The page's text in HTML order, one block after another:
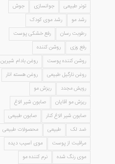
تونر طبیعی
جوانسازی
جوش
رشد مو
رشد موی کودک
رطوبت رسان
رفع خشکی پوست
رفع وزی
روشن کننده
روشن کننده پوست
روغن بادام شیرین
روغن نارگیل طبیعی
روغن هسته انار
رویش مجدد
ریزش مو
ریزش مو آقایان
صابون شیر الاغ
صابون شیر الاغ کنار
صابون طبیعی
ضد لک
طبیعی
محصولات طبیعی
مراقبت از پوست
موی آسیب دیده
موی رنگ شده
نرم کننده مو